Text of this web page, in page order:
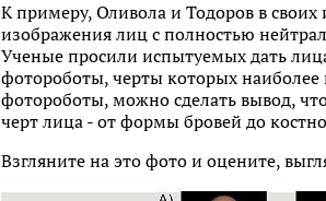
К примеру, Оливола и Тодоров в
изображения лиц с полностью
Ученые просили испытуемых дать
фотороботы, черты которых наиболее
фотороботы, можно сделать вывод,
черт лица - от формы бровей до
Взгляните на это фото и оцените,